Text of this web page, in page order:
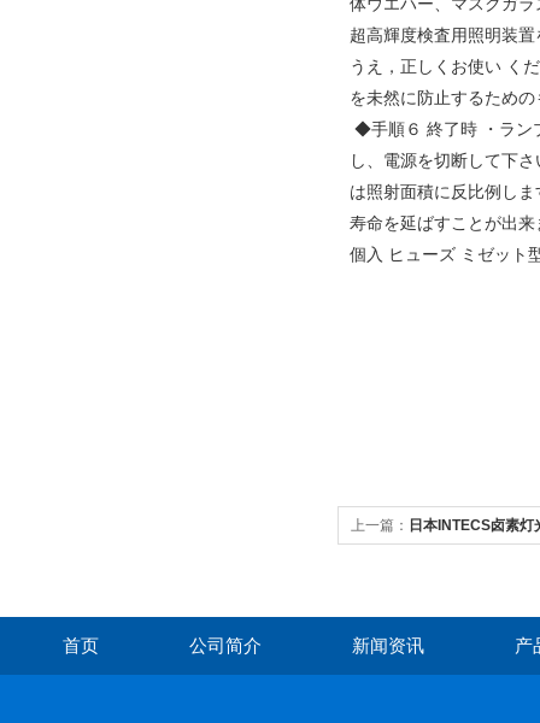
超高輝度検査用照明装
うえ，正しくお使い く
を未然に防止するため
◆手順６ 終了時 ・ラン
し、電源を切断して下
は照射面積に反比例し
寿命を延ばすことが出
個入 ヒューズ ミゼット
上一篇： 日本INTECS卤素
首页 公司简介 新闻资讯 产